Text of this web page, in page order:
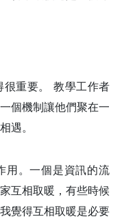
重要。 教學工作者
個機制讓他們聚在一
遇。
用。一個是資訊的流
互相取暖，有些時候
覺得互相取暖是必要